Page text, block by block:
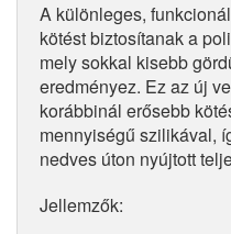
A különleges,
kötést biztosítanak a
mely sokkal kisebb
eredményez. Ez az új
korábbinál erősebb
mennyiségű szilikával,
nedves úton nyújtott
Jellemzők: